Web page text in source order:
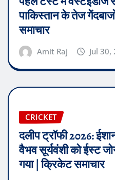
पाकिस्तान के तेज
समाचार
Amit Raj Jul 30,
CRICKET
दलीप ट्रॉफी 2026:
वैभव सूर्यवंशी को ईस्ट
गया | क्रिकेट समाचार